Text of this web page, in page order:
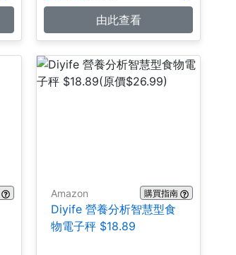
由此查看
Amazon 購買指南
Diyife 營養分析智慧型食
物電子秤 $18.89